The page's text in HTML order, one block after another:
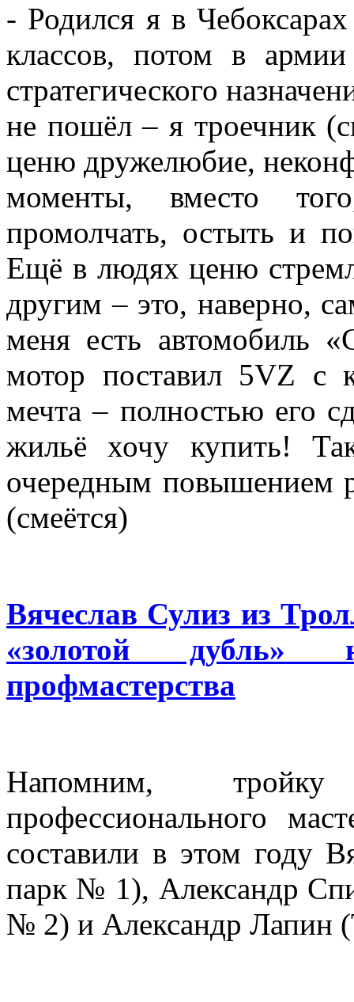
- Родился я в
классов, потом в
стратегического
не пошёл – я троечник
ценю дружелюбие,
моменты, вместо
промолчать, остыть и
Ещё в людях ценю
другим – это, наверно,
меня есть автомобиль
мотор поставил 5VZ с
мечта – полностью его
жильё хочу купить!
очередным повышением
(смеётся)
Вячеслав Сулиз из
«золотой дубль»
профмастерства
Напомним, тройку
профессионального
составили в этом году
парк № 1), Александр
№ 2) и Александр Лапин